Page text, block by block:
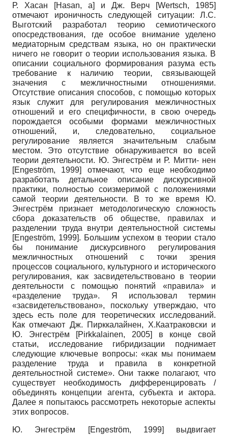
Р. Хасан [Hasan, а] и Дж. Верч [Wertsch, 1985]
отмечают ироничность следующей ситуации: Л.С.
Выготский разработал теорию семиотического
опосредствования, где особое внимание уделено
медиаторным средствам языка, но он практически
ничего не говорит о теории использования языка. В
описании социального формирования разума есть
требование к наличию теории, связывающей
значения с межличностными отношениями.
Отсутствие описания способов, с помощью которых
язык служит для регулирования межличностных
отношений и его специфичности, в свою очередь
порождается особыми формами межличностных
отношений, и, следовательно, социальное
регулирование является значительным слабым
местом. Это отсутствие обнаруживается во всей
теории деятельности. Ю. Энгестрём и Р. Митти- нен
[Engeström, 1999]
отмечают, что еще необходимо
разработать детальное описание дискурсивной
практики, полностью соизмеримой с положениями
самой теории деятельности. В то же время Ю.
Энгестрём признает методологическую сложность
сбора доказательств об обществе, правилах и
разделении труда внутри деятельностной системы
[Engeström, 1999]. Большим успехом в теории стало
бы понимание дискурсивного регулирования
межличностных отношений с точки зрения
процессов социального, культурного и исторического
регулирования, как засвидетельствовано в теории
деятельности с помощью понятий «правила» и
«разделение труда». Я использовал термин
«засвидетельствовано», поскольку утверждаю, что
здесь есть поле для теоретических исследований.
Как отмечают Дж. Пирккалайнен, Х.Каатраковски и
Ю. Энгестрём [Pirkkalainen, 2005]
в конце свой
статьи, исследование гибридизации поднимает
следующие ключевые вопросы: «как мы понимаем
разделение труда и правила в конкретной
деятельностной системе». Они также полагают, что
существует необходимость дифференцировать /
объединять концепции агента, субъекта и актора.
Далее я попытаюсь рассмотреть некоторые аспекты
этих вопросов.
Ю. Энгестрём [Engeström, 1999]
выдвигает